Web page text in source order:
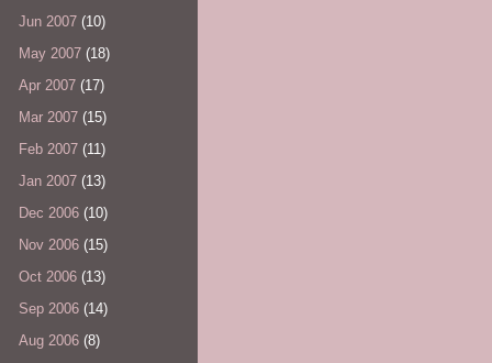
Jun 2007 (10)
May 2007 (18)
Apr 2007 (17)
Mar 2007 (15)
Feb 2007 (11)
Jan 2007 (13)
Dec 2006 (10)
Nov 2006 (15)
Oct 2006 (13)
Sep 2006 (14)
Aug 2006 (8)